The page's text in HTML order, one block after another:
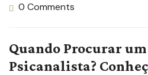
0 Comments
Quando Procurar um
Psicanalista?